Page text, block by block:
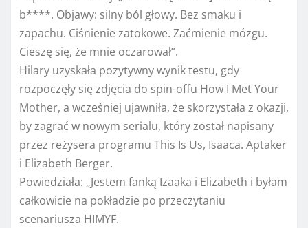
b****. Objawy: silny ból głowy. Bez smaku i
zapachu. Ciśnienie zatokowe. Zaćmienie mózgu.
Cieszę się, że mnie oczarował”.
Hilary uzyskała pozytywny wynik testu, gdy
rozpoczęły się zdjęcia do spin-offu How I Met Your
Mother, a wcześniej ujawniła, że ​​skorzystała z okazji,
by zagrać w nowym serialu, który został napisany
przez reżysera programu This Is Us, Isaaca. Aptaker
i Elizabeth Berger.
Powiedziała: „Jestem fanką Izaaka i Elizabeth i byłam
całkowicie na pokładzie po przeczytaniu
scenariusza HIMYF.